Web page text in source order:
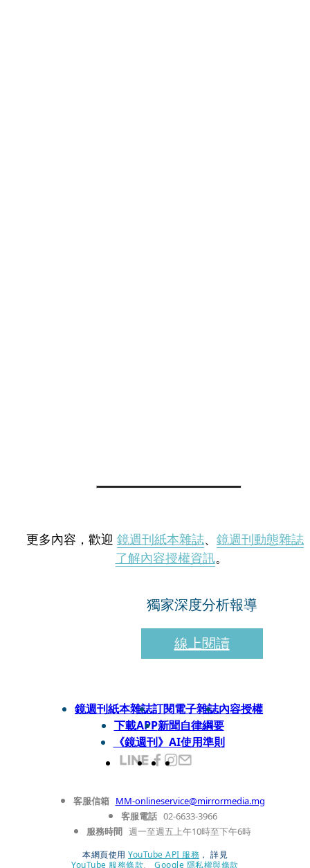
更多內容，歡迎 鏡週刊紙本雜誌、 鏡週刊動態雜誌
了解內容授權資訊。
獨家深度分析報導
線上閱讀
鏡週刊紙本雜誌訂閱電子雜誌內容授權
下載APP新聞自律綱要
《鏡週刊》AI使用準則
客服信箱 MM-onlineservice@mirrormedia.mg
客服電話 02-6633-3966
服務時間 週一至週五上午10時至下午6時
本網頁使用 YouTube API 服務 ， 詳見
YouTube 服務條款、 Google 隱私權與條款